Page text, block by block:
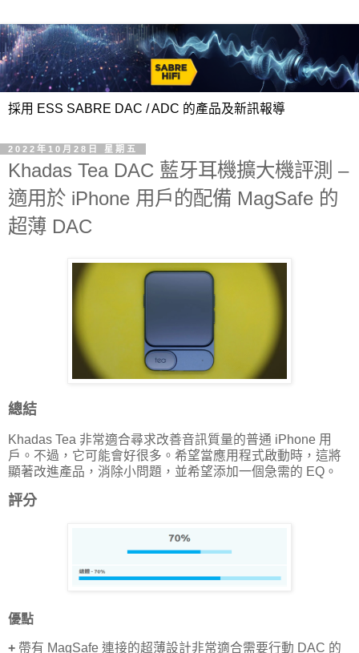
採用 ESS SABRE DAC / ADC 的產品及新訊報導
2022年10月28日 星期五
Khadas Tea DAC 藍牙耳機擴大機評測 –
適用於 iPhone 用戶的配備 MagSafe 的
超薄 DAC
總結
Khadas Tea 非常適合尋求改善音訊質量的普通 iPhone 用
戶。不過，它可能會好很多。希望當應用程式啟動時，這將
顯著改進產品，消除小問題，並希望添加一個急需的 EQ。
評分
優點
+ 帶有 MagSafe 連接的超薄設計非常適合需要行動 DAC 的